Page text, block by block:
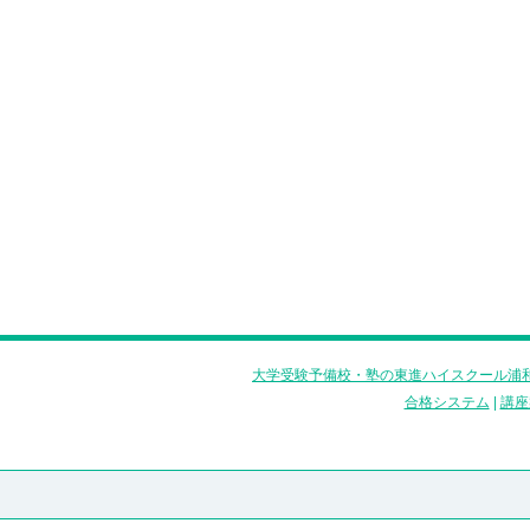
大学受験予備校・塾の東進ハイスクール浦
合格システム
講